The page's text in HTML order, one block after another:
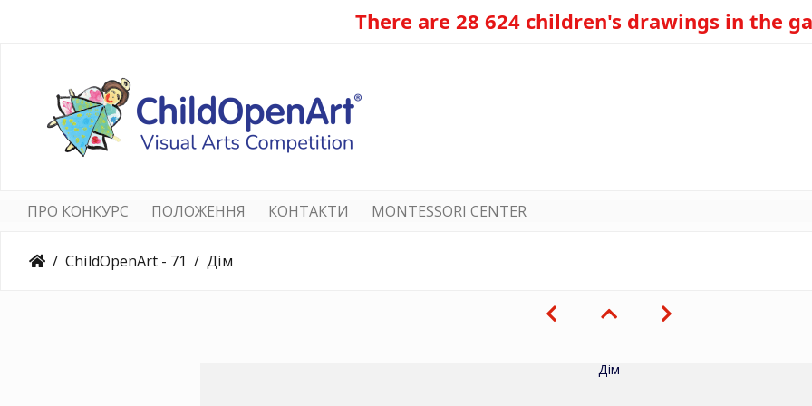
There are 28 624 children's drawings in the
ПРО КОНКУРС ПОЛОЖЕННЯ КОНТАКТИ MONTESSORI CENTER
ChildOpenArt - 71 Дім
Дім